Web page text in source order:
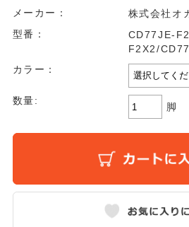
メーカー：
株式会社オ
型番：
CD77JE-
F2X2/
カラー：
数量:
脚